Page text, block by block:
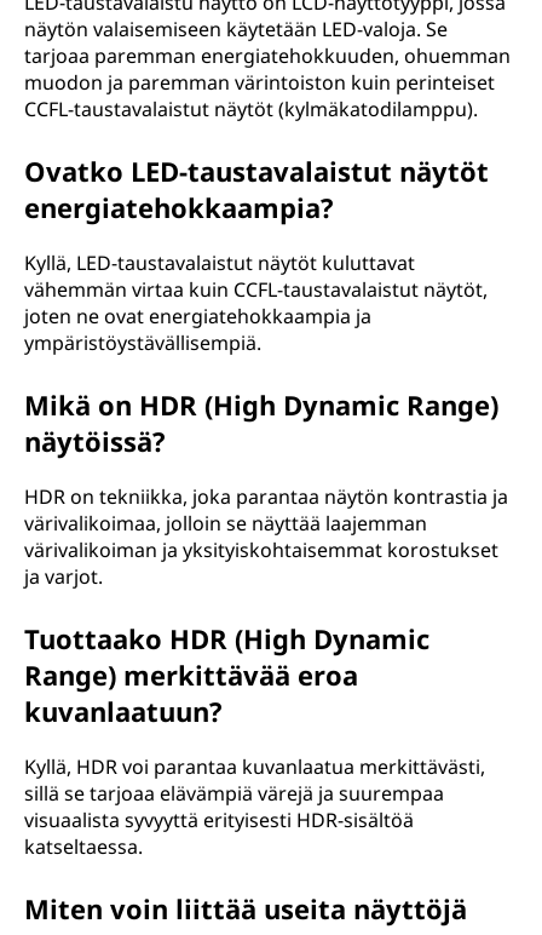
näytön valaisemiseen käytetään LED-valoja. Se
tarjoaa paremman energiatehokkuuden, ohuemman
muodon ja paremman värintoiston kuin perinteiset
CCFL-taustavalaistut näytöt (kylmäkatodilamppu).
Ovatko LED-taustavalaistut näytöt
energiatehokkaampia?
Kyllä, LED-taustavalaistut näytöt kuluttavat
vähemmän virtaa kuin CCFL-taustavalaistut näytöt,
joten ne ovat energiatehokkaampia ja
ympäristöystävällisempiä.
Mikä on HDR (High Dynamic Range)
näytöissä?
HDR on tekniikka, joka parantaa näytön kontrastia ja
värivalikoimaa, jolloin se näyttää laajemman
värivalikoiman ja yksityiskohtaisemmat korostukset
ja varjot.
Tuottaako HDR (High Dynamic
Range) merkittävää eroa
kuvanlaatuun?
Kyllä, HDR voi parantaa kuvanlaatua merkittävästi,
sillä se tarjoaa elävämpiä värejä ja suurempaa
visuaalista syvyyttä erityisesti HDR-sisältöä
katseltaessa.
Miten voin liittää useita näyttöjä